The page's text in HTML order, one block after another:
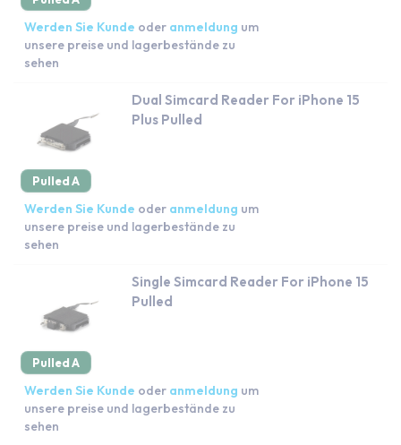
Werden Sie Kunde oder anmeldung um
unsere preise und lagerbestände zu
sehen
Pulled A
Dual Simcard Reader For iPhone 15
Plus Pulled
Werden Sie Kunde oder anmeldung um
unsere preise und lagerbestände zu
sehen
Pulled A
Single Simcard Reader For iPhone 15
Pulled
Werden Sie Kunde oder anmeldung um
unsere preise und lagerbestände zu
sehen